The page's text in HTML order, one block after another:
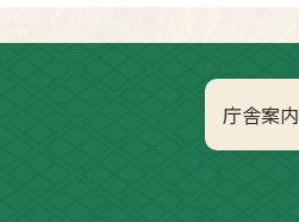
庁舎案内